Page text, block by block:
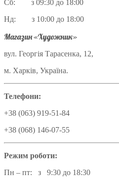
Сб: з 09:30 до 18:00
Нд: з 10:00 до 18:00
Магазин «Художник»
вул. Георгія Тарасенка, 12,
м. Харків, Україна.
Телефони:
+38 (063) 919-51-84
+38 (068) 146-07-55
Режим роботи:
Пн – пт: з 9:30 до 18:30